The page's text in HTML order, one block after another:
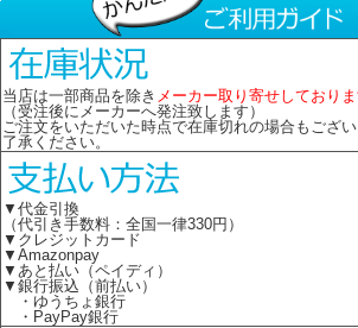
当店は一部商品を除き メーカー取り寄せしておりま
（受注後にメーカーへ発注致します）
ご注文をいただいた時点で在庫切れの場合もござ
了承ください。
▼代金引換
（代引き手数料：全国一律330円）
▼クレジットカード
▼Amazonpay
▼あと払い（ペイディ）
▼銀行振込（前払い）
・ゆうちょ銀行
・PayPay銀行